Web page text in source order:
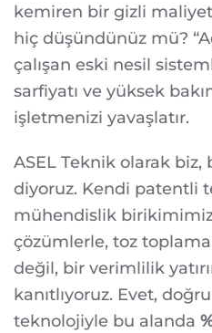
kemiren bir gizli
hiç düşündünüz mü?
çalışan eski nesil
sarfiyatı ve yüksek
işletmenizi yavaşlatır.
ASEL Teknik olarak biz,
diyoruz. Kendi patentli
mühendislik
çözümlerle, toz
değil, bir verimlilik
kanıtlıyoruz. Evet,
teknolojiyle bu alanda